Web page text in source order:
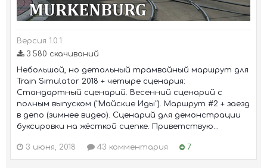
Версия 1.0.1
3 580 скачиваний
Небольшой, но детальный трамвайный маршрут для
Train Simulator 2018 + четыре сценария:
Стандартный сценарий. Весенний сценарий с
полным выпуском ("Майские Иды"). Маршрут #2 + заезд
в депо (зимнее видео). Сценарий для демонстрации
буксировки на жёсткой сцепке. Приветствую...
3 июня, 2018 43 комментария 7